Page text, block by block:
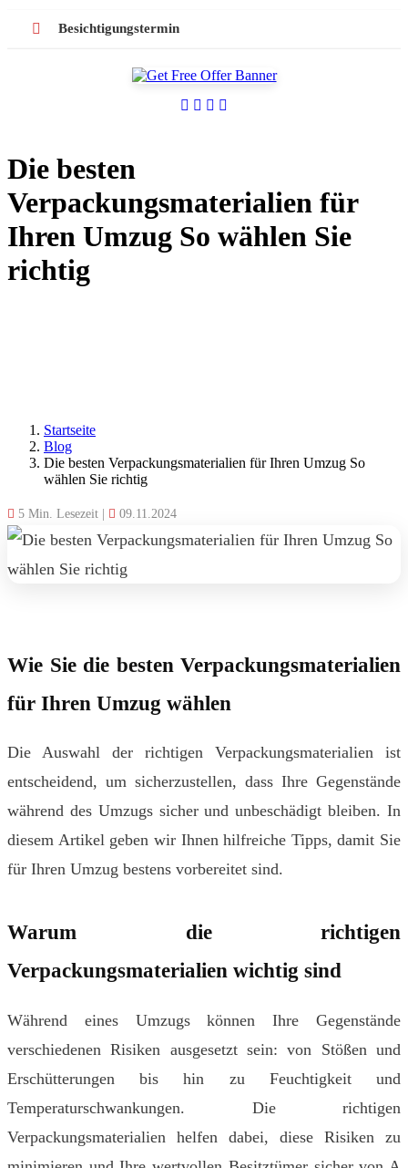
Besichtigungstermin
Die besten
Verpackungsmaterialien für
Ihren Umzug So wählen Sie
richtig
Startseite
Blog
Die besten Verpackungsmaterialien für Ihren Umzug So
wählen Sie richtig
5 Min. Lesezeit | 09.11.2024
Wie Sie die besten Verpackungsmaterialien
für Ihren Umzug wählen
Die Auswahl der richtigen Verpackungsmaterialien ist
entscheidend, um sicherzustellen, dass Ihre Gegenstände
während des Umzugs sicher und unbeschädigt bleiben. In
diesem Artikel geben wir Ihnen hilfreiche Tipps, damit Sie
für Ihren Umzug bestens vorbereitet sind.
Warum die richtigen
Verpackungsmaterialien wichtig sind
Während eines Umzugs können Ihre Gegenstände
verschiedenen Risiken ausgesetzt sein: von Stößen und
Erschütterungen bis hin zu Feuchtigkeit und
Temperaturschwankungen. Die richtigen
Verpackungsmaterialien helfen dabei, diese Risiken zu